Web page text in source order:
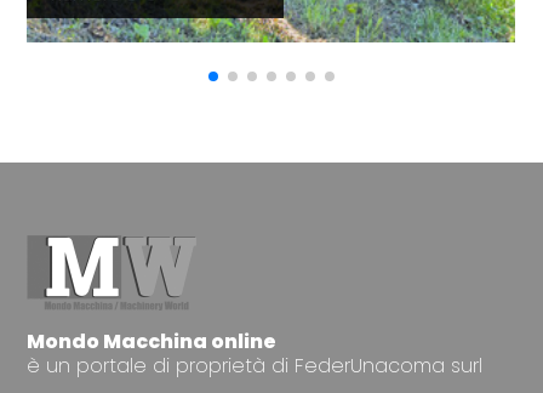
Mondo Macchina online
è un portale di proprietà di FederUnacoma surl